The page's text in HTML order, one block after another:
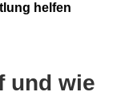
helfen
und wie